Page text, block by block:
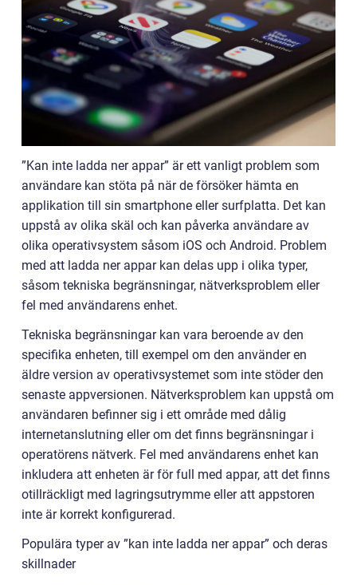
”Kan inte ladda ner appar” är ett vanligt problem som
användare kan stöta på när de försöker hämta en
applikation till sin smartphone eller surfplatta. Det kan
uppstå av olika skäl och kan påverka användare av
olika operativsystem såsom iOS och Android. Problem
med att ladda ner appar kan delas upp i olika typer,
såsom tekniska begränsningar, nätverksproblem eller
fel med användarens enhet.
Tekniska begränsningar kan vara beroende av den
specifika enheten, till exempel om den använder en
äldre version av operativsystemet som inte stöder den
senaste appversionen. Nätverksproblem kan uppstå om
användaren befinner sig i ett område med dålig
internetanslutning eller om det finns begränsningar i
operatörens nätverk. Fel med användarens enhet kan
inkludera att enheten är för full med appar, att det finns
otillräckligt med lagringsutrymme eller att appstoren
inte är korrekt konfigurerad.
Populära typer av ”kan inte ladda ner appar” och deras
skillnader